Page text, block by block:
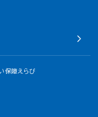
保障えらび